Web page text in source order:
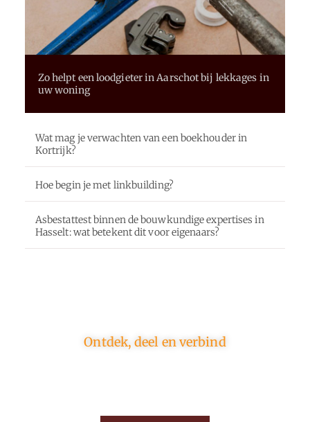
Zo helpt een loodgieter in Aarschot bij lekkages in
uw woning
Wat mag je verwachten van een boekhouder in
Kortrijk?
Hoe begin je met linkbuilding?
Asbestattest binnen de bouwkundige expertises in
Hasselt: wat betekent dit voor eigenaars?
Ontdek, deel en verbind